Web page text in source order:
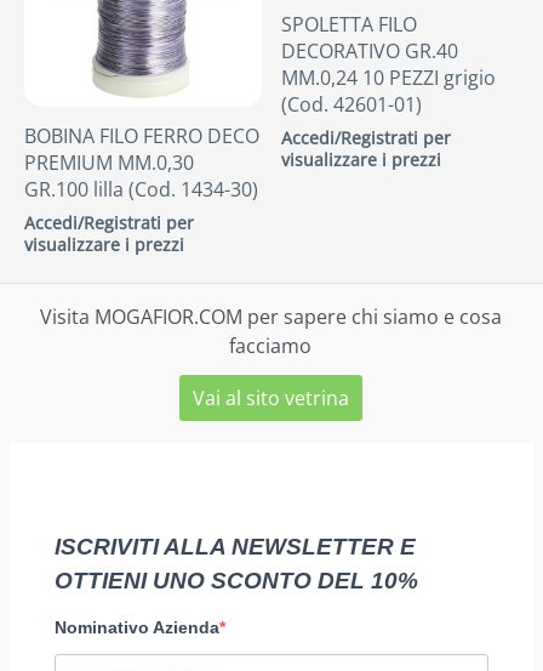
SPOLETTA FILO
DECORATIVO GR.40
MM.0,24 10 PEZZI grigio
(Cod. 42601-01)
Accedi/Registrati per
visualizzare i prezzi
BOBINA FILO FERRO DECO
PREMIUM MM.0,30
GR.100 lilla (Cod. 1434-30)
Accedi/Registrati per
visualizzare i prezzi
Visita MOGAFIOR.COM per sapere chi siamo e cosa
facciamo
Vai al sito vetrina